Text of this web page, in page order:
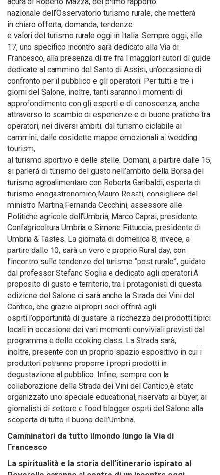
acura di Roberto Mazzà, del primo rapporto
nazionale dell’Osservatorio turismo rurale, che metterà
in chiaro offerta, domanda, tendenze
e valori del turismo rurale oggi in Italia. Sempre oggi, alle
17, uno specifico incontro sarà dedicato alla Via di
Francesco, alla presenza di tre fra i maggiori autori di guide
dedicate al cammino del Santo di Assisi, un’occasione di
confronto per il pubblico e gli operatori. Per tutti e tre i
giorni del Salone, inoltre, tanti saranno i momenti di
approfondimento con gli esperti e di conoscenza, anche
attraverso lo scambio di esperienze e di buone pratiche tra
operatori, nei diversi ambiti: dal turismo ciclabile ai
cammini, dalle cosidette mappe emozionali al wedding
tourism,
al turismo sportivo e delle stelle. Domani, a partire dalle 15,
si parlerà di turismo del gusto nell’ambito della Borsa del
turismo agroalimentare con Roberta Garibaldi, esperta di
turismo enogastronomico,Mauro Rosati, consigliere del
ministro Martina,Fernanda Cecchini, assessore alle
Politiche agricole dell’Umbria, Marco Caprai, presidente
Confagricoltura Umbria e Simone Fittuccia, presidente di
Umbria & Tastes. La giornata di domenica 8, invece, a
partire dalle 10, sarà un vero e proprio Rural day, con
l’incontro sulle tendenze del turismo “post rurale”, guidato
dal professor Stefano Soglia e dedicato agli operatori.A
proposito di gusto e territorio, tra i protagonisti di questa
edizione del Salone ci sarà anche la Strada dei Vini del
Cantico, che grazie ai propri soci offrirà agli
ospiti l’opportunità di gustare la ricchezza dei prodotti tipici
locali in occasione dei vari momenti conviviali previsti dal
programma e delle cooking class. La Strada sarà,
inoltre, presente con un proprio spazio espositivo in cui i
produttori potranno proporre i propri prodotti in
degustazione al pubblico. Infine, sempre con la
collaborazione della Strada dei Vini del Cantico,è stato
organizzato uno speciale educational, riservato ai buyer, ai
giornalisti di settore e food blogger ospiti del Salone alla
scoperta di tutto il buono dell’Umbria.
Camminatori da tutto ilmondo lungo la Via di
Francesco
La spiritualità e la storia dell’itinerario ispirato al